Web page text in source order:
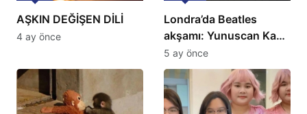
AŞKIN DEĞİŞEN DİLİ
4 ay önce
Londra’da Beatles
akşamı: Yunuscan Kaya
klasik yorumuyla
sahnede
5 ay önce